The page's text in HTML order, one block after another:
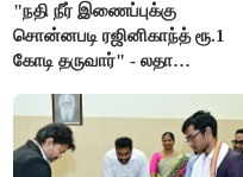
"நதி நீர் இணைப்புக்கு
சொன்னபடி ரஜினிகாந்த் ரூ.1
கோடி தருவார்" - லதா